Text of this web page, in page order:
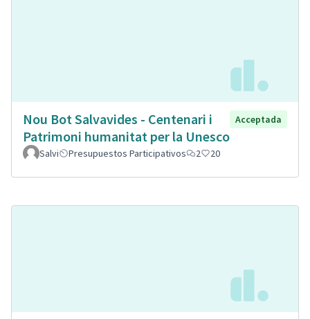
Nou Bot Salvavides - Centenari i
Patrimoni humanitat per la Unesco
Acceptada
Salvi Presupuestos Participativos 2 20